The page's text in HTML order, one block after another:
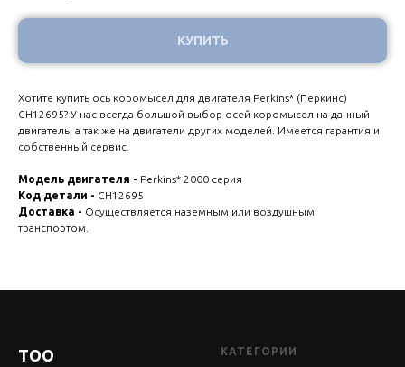
КУПИТЬ
Хотите купить ось коромысел для двигателя Perkins* (Перкинс)
СН12695? У нас всегда большой выбор осей коромысел на данный
двигатель, а так же на двигатели других моделей. Имеется гарантия и
собственный сервис.
Модель двигателя - Perkins* 2000 серия
Код детали - СН12695
Доставка - Осуществляется наземным или воздушным
транспортом.
ТОО
КАТЕГОРИИ